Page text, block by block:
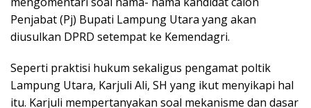
Penjabat (Pj) Bupati Lampung Utara yang akan
diusulkan DPRD setempat ke Kemendagri.
Seperti praktisi hukum sekaligus pengamat poltik
Lampung Utara, Karjuli Ali, SH yang ikut menyikapi hal
itu. Karjuli mempertanyakan soal mekanisme dan dasar